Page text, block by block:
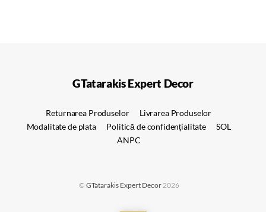
GTatarakis Expert Decor
Returnarea Produselor
Livrarea Produselor
Modalitate de plata
Politică de confidențialitate
SOL
ANPC
©GTatarakis Expert Decor2026